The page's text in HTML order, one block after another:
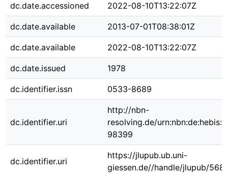
dc.date.accessioned 2022-08-10T13:22:07Z
dc.date.available 2013-07-01T08:38:01Z
dc.date.available 2022-08-10T13:22:07Z
dc.date.issued 1978
dc.identifier.issn 0533-8689
dc.identifier.uri
http://nbn-
resolving.de/
98399
dc.identifier.uri
https://jlupub.ub.uni-
giessen.de//handle/jlupub/